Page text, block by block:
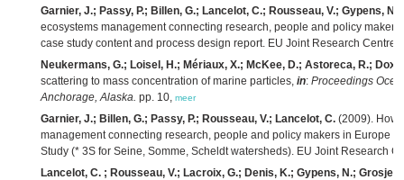
Garnier, J.; Passy, P.; Billen, G.; Lancelot, C.; Rousseau, V.; Gypens, N.
ecosystems management connecting research, people and policy
case study content and process design report. EU Joint Research Centre
Neukermans, G.; Loisel, H.; Mériaux, X.; McKee, D.; Astoreca, R.;
scattering to mass concentration of marine particles, in: Proceedings
Anchorage, Alaska. pp. 10, meer
Garnier, J.; Billen, G.; Passy, P.; Rousseau, V.; Lancelot, C. (2009). How
management connecting research, people and policy makers in Europe
Study (* 3S for Seine, Somme, Scheldt watersheds). EU Joint Research
Lancelot, C. ; Rousseau, V.; Lacroix, G.; Denis, K.; Gypens, N.;